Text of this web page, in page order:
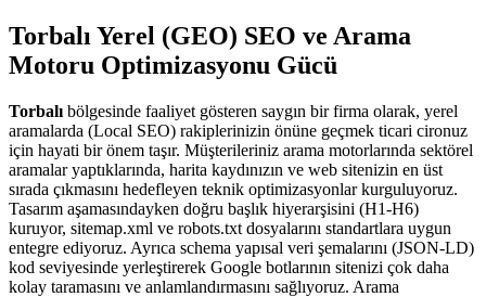
Torbalı Yerel (GEO) SEO ve Arama
Motoru Optimizasyonu Gücü
Torbalı bölgesinde faaliyet gösteren saygın bir firma olarak, yerel
aramalarda (Local SEO) rakiplerinizin önüne geçmek ticari cironuz
için hayati bir önem taşır. Müşterileriniz arama motorlarında sektörel
aramalar yaptıklarında, harita kaydınızın ve web sitenizin en üst
sırada çıkmasını hedefleyen teknik optimizasyonlar kurguluyoruz.
Tasarım aşamasındayken doğru başlık hiyerarşisini (H1-H6)
kuruyor, sitemap.xml ve robots.txt dosyalarını standartlara uygun
entegre ediyoruz. Ayrıca schema yapısal veri şemalarını (JSON-LD)
kod seviyesinde yerleştirerek Google botlarının sitenizi çok daha
kolay taramasını ve anlamlandırmasını sağlıyoruz. Arama